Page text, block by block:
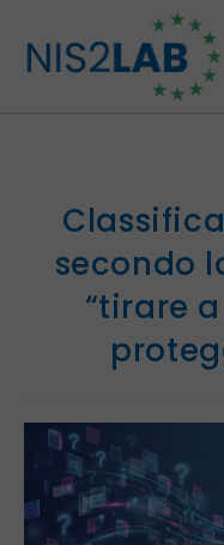
secondo
“tirare